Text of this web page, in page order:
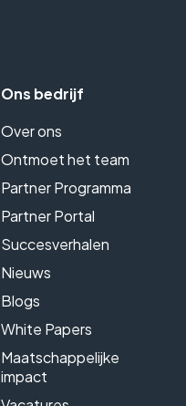
Ons bedrijf
Over ons
Ontmoet het team
Partner Programma
Partner Portal
Succesverhalen
Nieuws
Blogs
White Papers
Maatschappelijke
impact